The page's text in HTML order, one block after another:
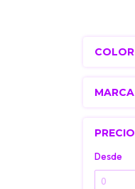
COLOR
MARCA
PRECIO
Desde